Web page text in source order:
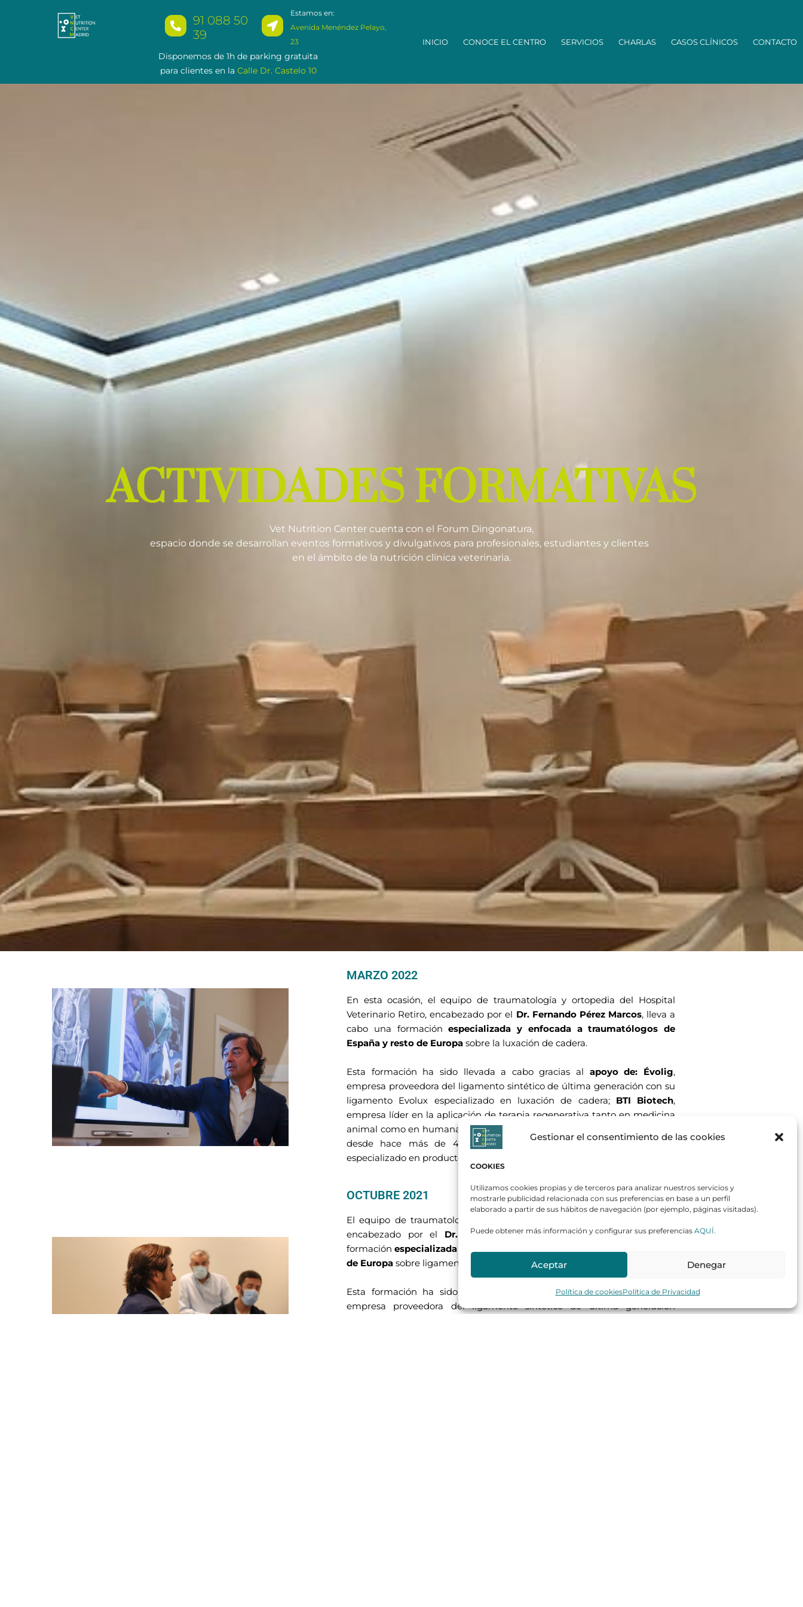
Gestionar el consentimiento de las cookies
COOKIES
Utilizamos cookies propias y de terceros para analizar nuestros servicios y
mostrarle publicidad relacionada con sus preferencias en base a un perfil
elaborado a partir de sus hábitos de navegación (por ejemplo, páginas visitadas).
Puede obtener más información y configurar sus preferencias AQUÍ.
Aceptar Denegar
Política de cookiesPolítica de Privacidad
91 088 50
39
Estamos en:
Avenida Menéndez Pelayo,
23
Disponemos de 1h de parking gratuita
para clientes en la Calle Dr. Castelo 10
INICIO CONOCE EL CENTRO SERVICIOS CHARLAS CASOS CLÍNICOS CONTACTO
ACTIVIDADES FORMATIVAS
Vet Nutrition Center cuenta con el Forum Dingonatura,
espacio donde se desarrollan eventos formativos y divulgativos para profesionales, estudiantes y clientes
en el ámbito de la nutrición clínica veterinaria.
MARZO 2022
En esta ocasión, el equipo de traumatología y ortopedia del Hospital
Veterinario Retiro, encabezado por el Dr. Fernando Pérez Marcos, lleva a
cabo una formaciónespecializada y enfocada a traumatólogos de
España y resto de Europa sobre la luxación de cadera.
Esta formación ha sido llevada a cabo gracias al apoyo de: Évolig,
empresa proveedora del ligamento sintético de última generación con su
ligamento Evolux especializado en luxación de cadera; BTI Biotech,
empresa líder en la aplicación de terapia regenerativa tanto en medicina
animal como en humana con la que trabaja el Hospital Veterinario Retiro
desde hace más de 4 años; y
Fatroibérica,laboratorio veterinario
especializado en productos zoosanitarios para animales de compañía.
OCTUBRE 2021
El equipo de traumatología y ortopedia del Hospital Veterinario Retiro,
encabezado por el Dr. Fernando Pérez Marcos, lleva a cabo una
formaciónespecializada y enfocada a traumatólogos de España y resto
de Europa sobre ligamento cruzado.
Esta formación ha sido llevada a cabo gracias alapoyo de: Évolig,
empresa proveedora del ligamento sintético de última generación